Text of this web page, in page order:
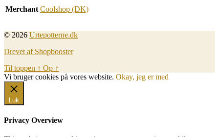
Merchant Coolshop (DK)
© 2026 Urtepotterne.dk
Drevet af Shopbooster
Til toppen ↑ Op ↑
Vi bruger cookies på vores website. Okay, jeg er med
Luk
Privacy Overview